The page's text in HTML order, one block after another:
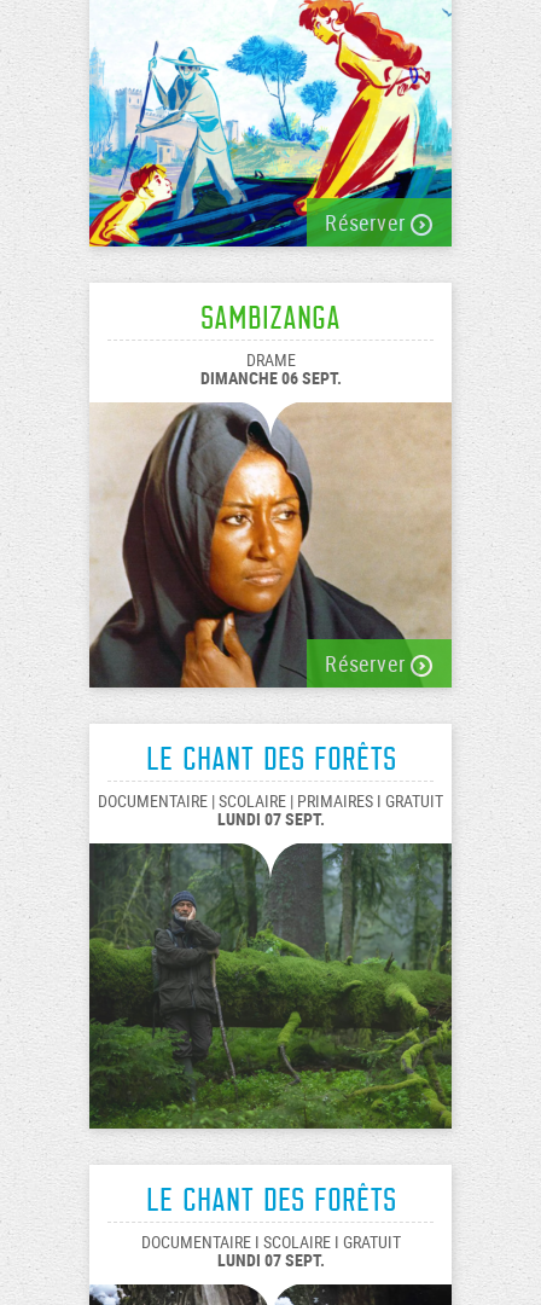
Réserver
Sambizanga
DRAME
DIMANCHE 06 SEPT.
Réserver
Le chant des forêts
DOCUMENTAIRE | SCOLAIRE | PRIMAIRES I GRATUIT
LUNDI 07 SEPT.
Le chant des forêts
DOCUMENTAIRE I SCOLAIRE I GRATUIT
LUNDI 07 SEPT.